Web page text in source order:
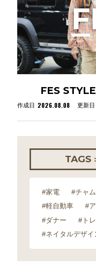
FES
作成日 2026.08.08 更新日
F
TAGS
#家電 #チャ
#軽自動車
#
#ダナー
#ト
#ネイタルデザイ